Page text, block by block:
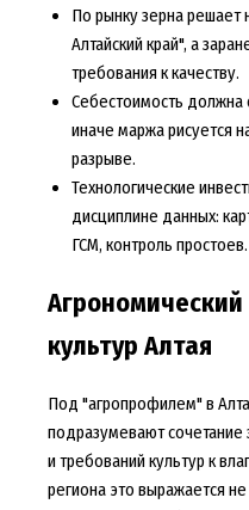
По рынку зерна решает
Алтайский край", а
требования к качеству.
Себестоимость должна
иначе маржа рисуется
разрыве.
Технологические
дисциплине данных:
ГСМ, контроль простоев.
культур Алтая
Под "агропрофилем" в
подразумевают сочетание
и требований культур к
региона это выражается